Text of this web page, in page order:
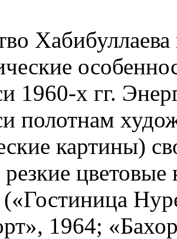
1960-х гг.
полотнам
картины)
резкие
(«Гостиница
1964;